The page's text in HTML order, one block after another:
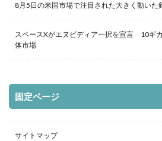
8月5日の米国市場で注目された大きく動いた
スペースXがエヌビディア一択を宣言 10ギ
体市場
固定ページ
サイトマップ